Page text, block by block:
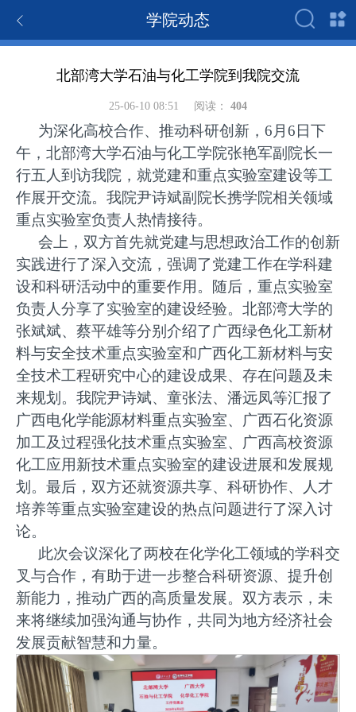
学院动态
北部湾大学石油与化工学院到我院交流
25-06-10 08:51 阅读： 404
为深化高校合作、推动科研创新，6月6日下
午，北部湾大学石油与化工学院张艳军副院长一
行五人到访我院，就党建和重点实验室建设等工
作展开交流。我院尹诗斌副院长携学院相关领域
重点实验室负责人热情接待。
会上，双方首先就党建与思想政治工作的创新
实践进行了深入交流，强调了党建工作在学科建
设和科研活动中的重要作用。随后，重点实验室
负责人分享了实验室的建设经验。北部湾大学的
张斌斌、蔡平雄等分别介绍了广西绿色化工新材
料与安全技术重点实验室和广西化工新材料与安
全技术工程研究中心的建设成果、存在问题及未
来规划。我院尹诗斌、童张法、潘远凤等汇报了
广西电化学能源材料重点实验室、广西石化资源
加工及过程强化技术重点实验室、广西高校资源
化工应用新技术重点实验室的建设进展和发展规
划。最后，双方还就资源共享、科研协作、人才
培养等重点实验室建设的热点问题进行了深入讨
论。
此次会议深化了两校在化学化工领域的学科交
叉与合作，有助于进一步整合科研资源、提升创
新能力，推动广西的高质量发展。双方表示，未
来将继续加强沟通与协作，共同为地方经济社会
发展贡献智慧和力量。